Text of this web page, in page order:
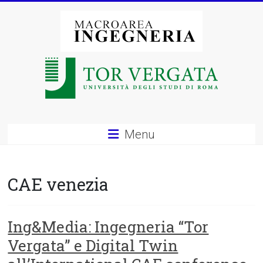
Macroarea
degli
di
Roma
Menu
CAE venezia
Ing&Media: Ingegneria “Tor
Vergata” e Digital Twin